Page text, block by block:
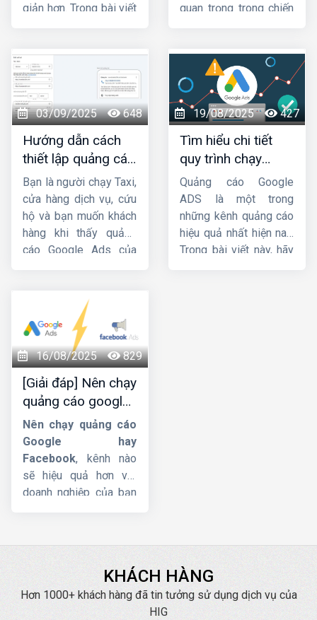
giản hơn. Trong bài viết
cách chạy quảng cáo
GDN trên
YouTube
hiệu quả nhé
!
quan trọng trong chiến
Trong bài viết này,HIG
sẽ hướng dẫn cách
chạyquảng cáo GDN
hiệu quả. Mời các bạn
cùng theo dõi.
03/09/2025 648
Hướng dẫn cách
thiết lập quảng cáo
cuộc gọi Google
Ads chi tiết từ A-Z
Bạn là người chạy Taxi,
cửa hàng dịch vụ, cứu
hộ và bạn muốn khách
hàng khi thấy quảng
cáo Google Ads của
thoại chứ không cần
truy cập Website. Vậy
làm thế nào để tạo
chiến dịch cuộc gọi
như này ? Bài viết dưới
đây củaCông ty HIG
sẽ giúp bạn tạo chiến
dịch quảng cáo cuộc
gọi Google Ads
từ A-
Z.
19/08/2025 427
Tìm hiểu chi tiết
quy trình chạy
quảng cáo google
ads
Quảng cáo Google
ADS là một trong
những kênh quảng cáo
hiệu quả nhất hiện nay.
Trong bài viết này, hãy
16/08/2025 829
[Giải đáp] Nên chạy
quảng cáo google
hay facebook ?
Nên chạy quảng cáo
Google hay
Facebook, kênh nào
sẽ hiệu quả hơn với
doanh nghiệp của bạn
sánh quảng cáo
cố gắng phân tích và
đưa ra cho bạn những
KHÁCH HÀNG
Hơn 1000+ khách hàng đã tin tưởng sử dụng dịch vụ của
HIG